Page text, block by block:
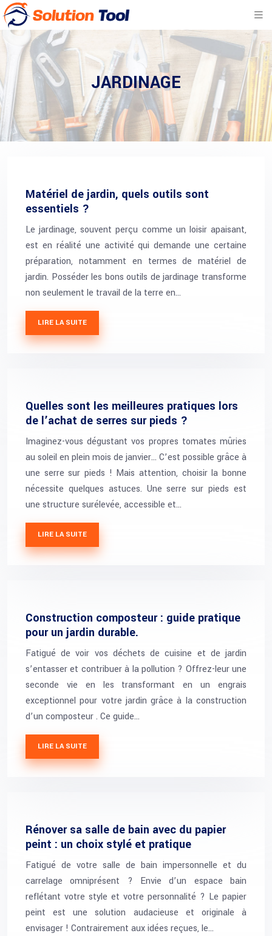
JARDINAGE
Matériel de jardin, quels outils sont
essentiels ?
Le jardinage, souvent perçu comme un loisir apaisant,
est en réalité une activité qui demande une certaine
préparation, notamment en termes de matériel de
jardin. Posséder les bons outils de jardinage transforme
non seulement le travail de la terre en…
LIRE LA SUITE
Quelles sont les meilleures pratiques lors
de l’achat de serres sur pieds ?
Imaginez-vous dégustant vos propres tomates mûries
au soleil en plein mois de janvier… C’est possible grâce à
une serre sur pieds ! Mais attention, choisir la bonne
nécessite quelques astuces. Une serre sur pieds est
une structure surélevée, accessible et…
LIRE LA SUITE
Construction composteur : guide pratique
pour un jardin durable.
Fatigué de voir vos déchets de cuisine et de jardin
s’entasser et contribuer à la pollution ? Offrez-leur une
seconde vie en les transformant en un engrais
exceptionnel pour votre jardin grâce à la construction
d’un composteur . Ce guide…
LIRE LA SUITE
Rénover sa salle de bain avec du papier
peint : un choix stylé et pratique
Fatigué de votre salle de bain impersonnelle et du
carrelage omniprésent ? Envie d’un espace bain
reflétant votre style et votre personnalité ? Le papier
peint est une solution audacieuse et originale à
envisager ! Contrairement aux idées reçues, le…